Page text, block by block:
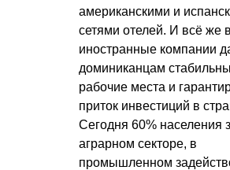
американскими и
сетями отелей. И всё же
иностранные компании
доминиканцам
рабочие места и
приток инвестиций в
Сегодня 60% населения
аграрном секторе, в
промышленном